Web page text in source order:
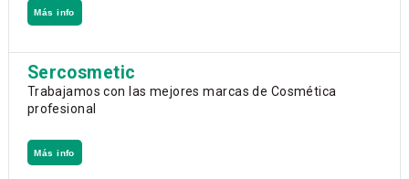
Más info
Sercosmetic
Trabajamos con las mejores marcas de Cosmética
profesional
Más info